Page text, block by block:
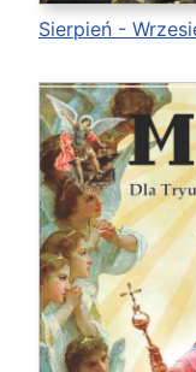
Sierpień -